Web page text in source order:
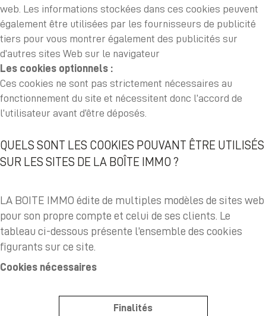
web. Les informations stockées dans ces cookies peuvent
également être utilisées par les fournisseurs de publicité
tiers pour vous montrer également des publicités sur
d’autres sites Web sur le navigateur
Les cookies optionnels :
Ces cookies ne sont pas strictement nécessaires au
fonctionnement du site et nécessitent donc l’accord de
l’utilisateur avant d’être déposés.
QUELS SONT LES COOKIES POUVANT ÊTRE UTILISÉS
SUR LES SITES DE LA BOÎTE IMMO ?
LA BOITE IMMO édite de multiples modèles de sites web
pour son propre compte et celui de ses clients. Le
tableau ci-dessous présente l’ensemble des cookies
figurants sur ce site.
Cookies nécessaires
Finalités